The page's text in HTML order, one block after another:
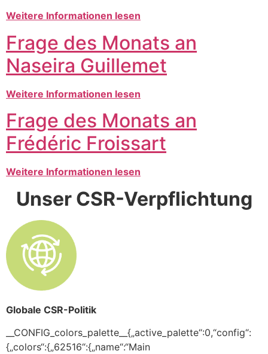
Weitere Informationen lesen
Frage des Monats an
Naseira Guillemet
Weitere Informationen lesen
Frage des Monats an
Frédéric Froissart
Weitere Informationen lesen
Unser CSR-Verpflichtung
Globale CSR-Politik
__CONFIG_colors_palette__{„active_palette“:0,“config“:
{„colors“:{„62516“:{„name“:“Main